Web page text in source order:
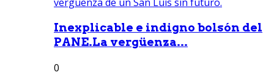
Inexplicable e indigno bolsón del
PANE.La vergüenza...
0